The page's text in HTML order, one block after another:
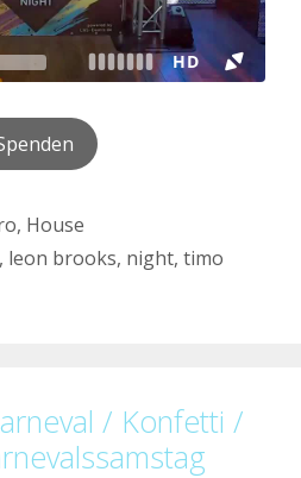
, House
, leon brooks, night, timo
/ Konfetti /